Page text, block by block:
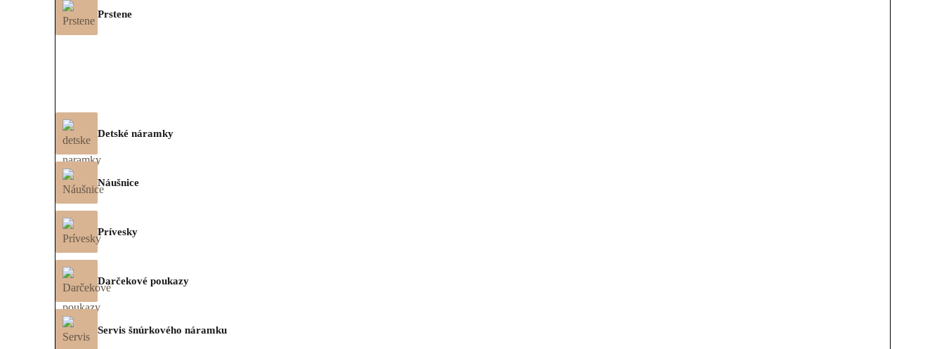
Prstene
Detské náramky
Náušnice
Prívesky
Darčekové poukazy
Servis šnúrkového náramku